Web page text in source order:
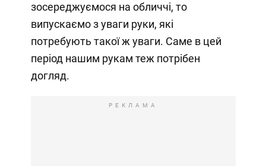
зосереджуємося на обличчі, то
випускаємо з уваги руки, які
потребують такої ж уваги. Саме в цей
період нашим рукам теж потрібен
догляд.
РЕКЛАМА